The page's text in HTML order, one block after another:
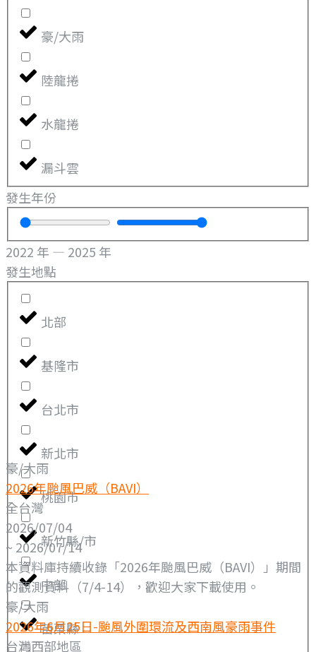
豪/大雨
陸龍捲
水龍捲
漏斗雲
發生年份
2022 年 — 2025 年
發生地點
北部
基隆市
台北市
新北市
桃園市
新竹縣/市
中部
苗栗縣
豪/大雨
2026年颱風巴威（BAVI）
全台灣
2026/07/04
~ 2026/07/14
本資料庫持續收錄「2026年颱風巴威（BAVI）」期間
的觀測資料（7/4-14），歡迎大家下載使用。
豪/大雨
2026年6月25日-颱風外圍環流及西南風豪雨事件
台灣西部地區